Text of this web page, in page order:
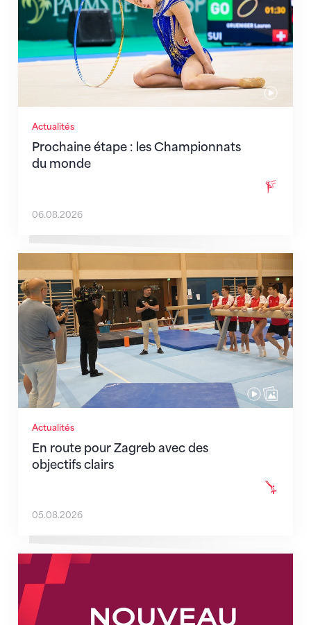
Actualités
Prochaine étape : les Championnats
du monde
06.08.2026
Actualités
En route pour Zagreb avec des
objectifs clairs
En route pour Zagreb avec des objectifs clairs
05.08.2026
Nouveaux horaires du secrétariat dès le 1er août